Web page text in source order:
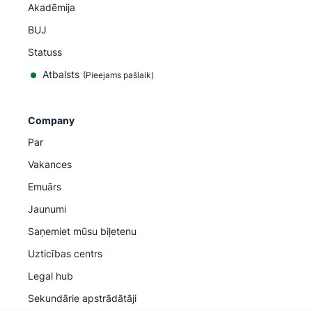
Akadēmija
BUJ
Statuss
Atbalsts (Pieejams pašlaik)
Company
Par
Vakances
Emuārs
Jaunumi
Saņemiet mūsu biļetenu
Uzticības centrs
Legal hub
Sekundārie apstrādātāji